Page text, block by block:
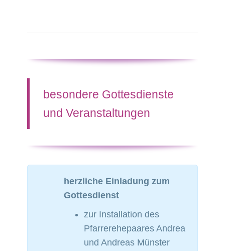
besondere Gottesdienste
und Veranstaltungen
herzliche Einladung zum
Gottesdienst
zur Installation des
Pfarrerehepaares Andrea
und Andreas Münster